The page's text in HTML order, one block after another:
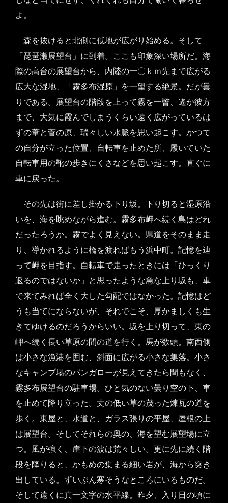
よ。
森を抜けると北側に低地が広がり始める。そして
「琵琶瀬展望台」に到着。ここも印象深い場所だ。海
際の高台の展望台から、内陸の一〇ｋｍ先まで広がる
広大な湿地、「霧多布湿原」を一望する絶景。だが曇
りである。展望台の階段を上って霧を一瞥、遙か彼方
まで、大気に霞んでしまうくらい遠く広がっているは
ずの葦と菅の原、瑞々しい水脈を思い起こす。かつて
の自分が立った位置、自転車を止めた所、履いていた
自転車用の靴の歩きにくさなどを思い起こす。直ぐに
車に戻った。
その先は街に差し掛かる下り坂。下り切ると湿原沿
いを、海を眺めながら進む。霧多布岬へ続く島はどれ
だったろうか。霧でよく見えない。県道をそのまま走
り、導かれるように橋を渡ればもう浜中町。記憶を辿
って岬を目指す。自転車で走ったときには「ひっくり
返るのではないか」と思ったような急な上り坂も、車
で来てみれば全く大した勾配ではなかった。記憶はど
うも当てにならないが、それでこそ、厚かましくも生
きてゆけるのだろうからいい。坂を上り切って、東の
岬へ続く長い草原の間の道を行く。馬が数頭。南西側
は小さな漁港を囲む、斜面に広がる小さな集落。小さ
なキャンプ場のバンガローが見えてきたら間もなく、
霧多布展望台の駐車場。ひと気のない曇り空の下、車
を止めて降り立った。丈の低い草の茂った煉瓦の道を
歩く。東屋と、水道と、ガラス張りの平屋、屋根の上
は展望台。そしてそれらの奥の、海を望む展望場に立
つ。風が強く、崖下の波は荒々しい。更に先に続く階
段を降りると、かもめの集まる細い岩が、海から突き
出している。ずいぶん寒そうなところにいるものだ。
そして遠くに真一文字の水平線。昨夕、入り日の頃に